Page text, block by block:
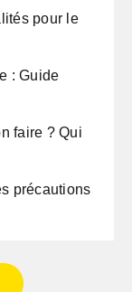
pour le
: Guide
faire ? Qui
précautions